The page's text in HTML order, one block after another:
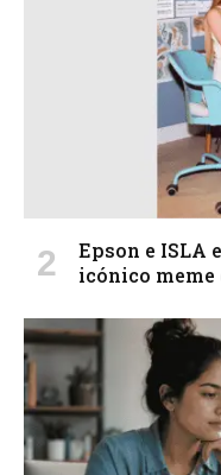
Epson e ISLA
icónico meme